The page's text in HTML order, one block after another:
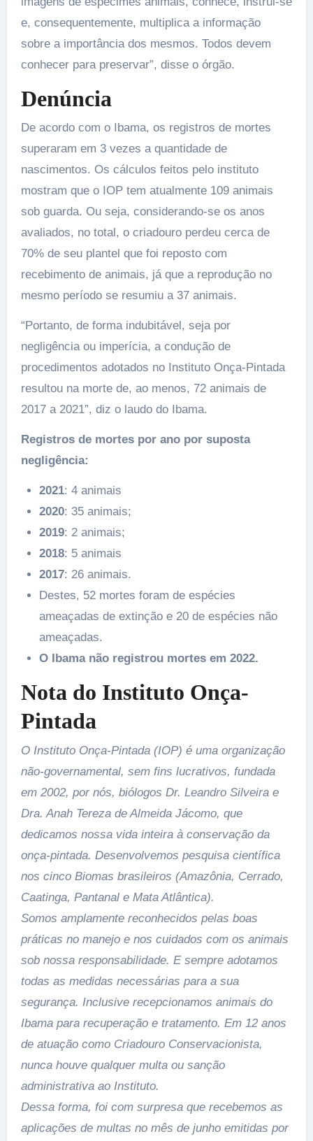
e, consequentemente, multiplica a informação
sobre a importância dos mesmos. Todos devem
conhecer para preservar”, disse o órgão.
Denúncia
De acordo com o Ibama, os registros de mortes
superaram em 3 vezes a quantidade de
nascimentos. Os cálculos feitos pelo instituto
mostram que o IOP tem atualmente 109 animais
sob guarda. Ou seja, considerando-se os anos
avaliados, no total, o criadouro perdeu cerca de
70% de seu plantel que foi reposto com
recebimento de animais, já que a reprodução no
mesmo período se resumiu a 37 animais.
“Portanto, de forma indubitável, seja por
negligência ou imperícia, a condução de
procedimentos adotados no Instituto Onça-Pintada
resultou na morte de, ao menos, 72 animais de
2017 a 2021”, diz o laudo do Ibama.
Registros de mortes por ano por suposta
negligência:
2021: 4 animais
2020: 35 animais;
2019: 2 animais;
2018: 5 animais
2017: 26 animais.
Destes, 52 mortes foram de espécies
ameaçadas de extinção e 20 de espécies não
ameaçadas.
O Ibama não registrou mortes em 2022.
Nota do Instituto Onça-
Pintada
O Instituto Onça-Pintada (IOP) é uma organização
não-governamental, sem fins lucrativos, fundada
em 2002, por nós, biólogos Dr. Leandro Silveira e
Dra. Anah Tereza de Almeida Jácomo, que
dedicamos nossa vida inteira à conservação da
onça-pintada. Desenvolvemos pesquisa científica
nos cinco Biomas brasileiros (Amazônia, Cerrado,
Caatinga, Pantanal e Mata Atlântica).
Somos amplamente reconhecidos pelas boas
práticas no manejo e nos cuidados com os animais
sob nossa responsabilidade. E sempre adotamos
todas as medidas necessárias para a sua
segurança. Inclusive recepcionamos animais do
Ibama para recuperação e tratamento. Em 12 anos
de atuação como Criadouro Conservacionista,
nunca houve qualquer multa ou sanção
administrativa ao Instituto.
Dessa forma, foi com surpresa que recebemos as
aplicações de multas no mês de junho emitidas por